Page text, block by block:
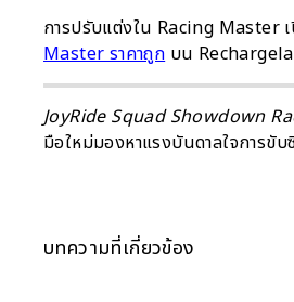
การปรับแต่งใน Racing Master
Master ราคาถูกบน
JoyRide Squad Showdown
มือใหม่มองหาแรงบันดาลใจการขั
บทความที่เกี่ยวข้อง